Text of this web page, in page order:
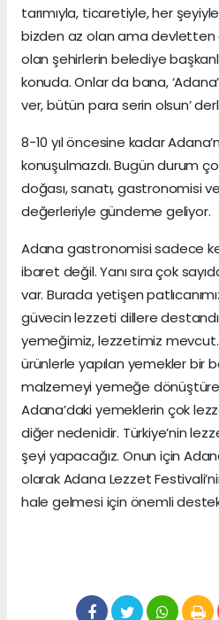
tarımıyla, ticaretiyle, her
bizden az olan ama devletten
olan şehirlerin belediye
konuda. Onlar da bana,
ver, bütün para serin olsun’
8-10 yıl öncesine kadar
konuşulmazdı. Bugün durum
doğası, sanatı, gastronomisi
değerleriyle gündeme geliyor.
Adana gastronomisi sadece
ibaret değil. Yanı sıra çok
var. Burada yetişen
güvecin lezzeti dillere
yemeğimiz, lezzetimiz
ürünlerle yapılan yemekler bir
malzemeyi yemeğe
Adana’daki yemeklerin çok
diğer nedenidir. Türkiye’nin
şeyi yapacağız. Onun için
olarak Adana Lezzet
hale gelmesi için önemli